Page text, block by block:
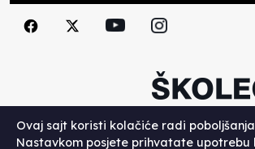
Copyright (c)
Ovaj sajt koristi kolačiće radi
Nastavkom posjete prihvatate upotrebu